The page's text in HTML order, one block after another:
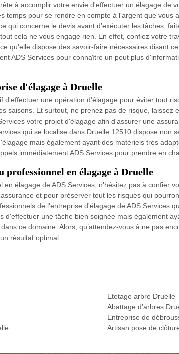
à accomplir votre envie d'effectuer un élagage de
temps pour se rendre en compte à l'argent que vous
qui concerne le devis avant d’exécuter les tâches,
cela ne vous engage rien. En effet, confiez votre
qu'elle dispose des savoir-faire nécessaires disant
ADS Services pour connaître un peut plus
d'élagage à Druelle
d'effectuer une opération d'élagage pour éviter tout
saisons. Et surtout, ne prenez pas de risque, laissez
votre projet d'élagage afin d'assurer une
qui se localise dans Druelle 12510 dispose non
mais également ayant des matériels très
immédiatement ADS Services pour prendre en
professionnel en élagage à Druelle
en élagage de ADS Services, n'hésitez pas à confier
et pour préserver tout les risques qui
de l'entreprise d'élagage de ADS Services
d'effectuer une tâche bien soignée mais également
ce domaine. Alors, qu’attendez-vous à ne pas
résultat optimal.
Etetage arbre Druelle
Abattage d'arbres
Entreprise de
Artisan pose de